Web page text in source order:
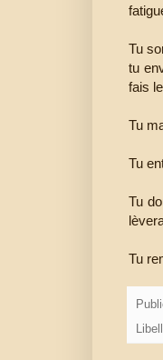
Tu
tu
fais
Tu
Tu
Tu
Tu